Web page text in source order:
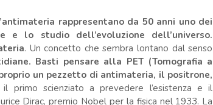
rappresentano da 50 anni uno dei
lo studio dell’evoluzione dell’universo.
. Un concetto che sembra lontano dal senso
Basti pensare alla PET (Tomografia a
un pezzetto di antimateria, il positrone,
il primo scienziato a prevedere l’esistenza e il
Dirac, premio Nobel per la fisica nel 1933. La